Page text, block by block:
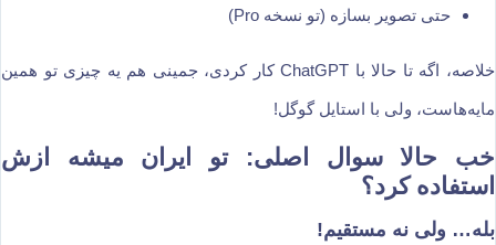
حتی تصویر بسازه (تو نسخه Pro)
خلاصه، اگه تا حالا با ChatGPT کار کردی، جمینی هم یه چیزی تو همین
مایه‌هاست، ولی با استایل گوگل!
خب حالا سوال اصلی: تو ایران میشه ازش
استفاده کرد؟
بله… ولی نه مستقیم!